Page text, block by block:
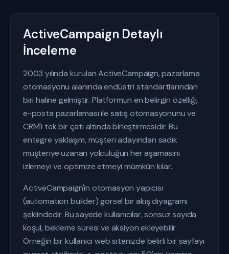
ActiveCampaign Detaylı
İnceleme
2003 yılında kurulan ActiveCampaign, pazarlama
otomasyonu alanında endüstri standartlarından
biri haline gelmiştir. Platformun en belirgin özelliği,
e-posta pazarlaması ile satış otomasyonunu ve
CRM'i tek bir çatı altında birleştirmesidir. Bu
entegre yaklaşım, müşteri adayından sadık
müşteriye uzanan yolculuğun her aşamasını
izlemeyi ve optimize etmeyi mümkün kılar.
ActiveCampaign'in otomasyon yapıcısı
(automation builder) görsel bir akış diyagramı
şeklindedir. Bu sayede kullanıcılar, sonsuz sayıda
koşul, bekleme süresi ve aksiyon ekleyebilir.
Örneğin bir kullanıcı web sitenizde belirli bir sayfayı